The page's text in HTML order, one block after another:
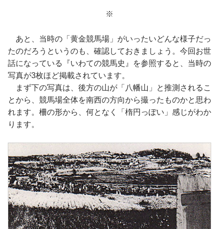
※
あと、当時の「黄金競馬場」がいったいどんな様子だっ
たのだろうというのも、確認しておきましょう。今回お世
話になっている『いわての競馬史』を参照すると、当時の
写真が3枚ほど掲載されています。
まず下の写真は、後方の山が「八幡山」と推測されるこ
とから、競馬場全体を南西の方向から撮ったものかと思わ
れます。柵の形から、何となく「楕円っぽい」感じがわか
ります。